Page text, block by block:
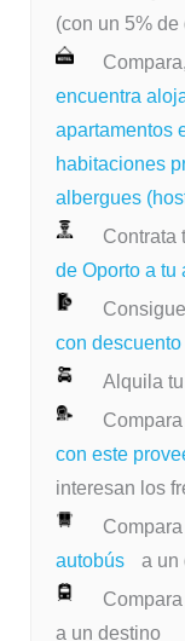
(con un 5% de
encuentra
apartamentos
habitaciones
albergues
Contrata
de Oporto a tu
con descuento
Alquila
con este
interesan los
Compara
autobús
a un
Compara
a un destino